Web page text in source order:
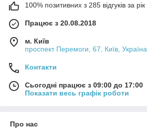
100% позитивних з 285 відгуків за рік
Працює з 20.08.2018
м. Київ
проспект Перемоги, 67, Київ, Україна
Контакти
Сьогодні працює з 09:00 до 17:00
Показати весь графік роботи
Про нас